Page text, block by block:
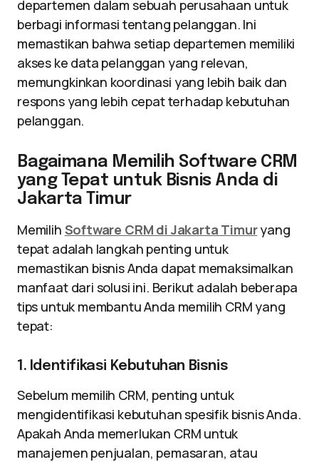
departemen dalam sebuah perusahaan untuk
berbagi informasi tentang pelanggan. Ini
memastikan bahwa setiap departemen memiliki
akses ke data pelanggan yang relevan,
memungkinkan koordinasi yang lebih baik dan
respons yang lebih cepat terhadap kebutuhan
pelanggan.
Bagaimana Memilih Software CRM
yang Tepat untuk Bisnis Anda di
Jakarta Timur
Memilih Software CRM di Jakarta Timuryang
tepat adalah langkah penting untuk
memastikan bisnis Anda dapat memaksimalkan
manfaat dari solusi ini. Berikut adalah beberapa
tips untuk membantu Anda memilih CRM yang
tepat:
1. Identifikasi Kebutuhan Bisnis
Sebelum memilih CRM, penting untuk
mengidentifikasi kebutuhan spesifik bisnis Anda.
Apakah Anda memerlukan CRM untuk
manajemen penjualan, pemasaran, atau